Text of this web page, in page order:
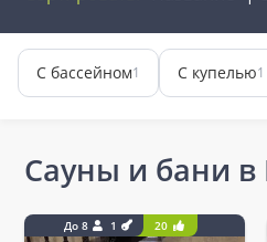
С бассейном1 С купелью1
Сауны и бани
До 8 1 20